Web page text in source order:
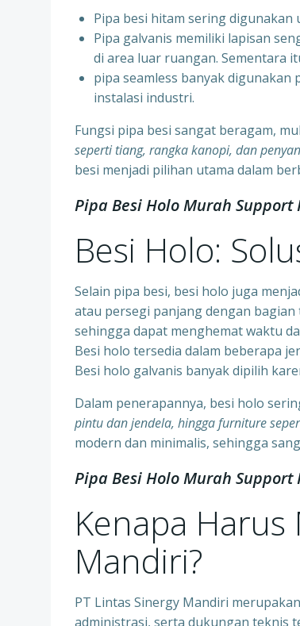
Pipa besi hitam sering
⁠Pipa galvanis memiliki lapisan
di area luar ruangan. Sementara
⁠pipa seamless banyak
instalasi industri.
Fungsi pipa besi sangat beragam,
seperti tiang, rangka kanopi, dan
besi menjadi pilihan utama dalam
Pipa Besi Holo Murah Support
Besi Holo:
Selain pipa besi, besi holo juga
atau persegi panjang dengan
sehingga dapat menghemat waktu
Besi holo tersedia dalam beberapa
Besi holo galvanis banyak dipilih
Dalam penerapannya, besi holo
pintu dan jendela, hingga furniture
modern dan minimalis, sehingga
Pipa Besi Holo Murah Support
Kenapa
Mandiri?
PT Lintas Sinergy Mandiri
administrasi, serta dukungan teknis